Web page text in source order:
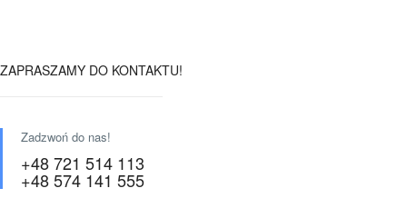
ZAPRASZAMY DO KONTAKTU!
Zadzwoń do nas!
+48 721 514 113
+48 574 141 555